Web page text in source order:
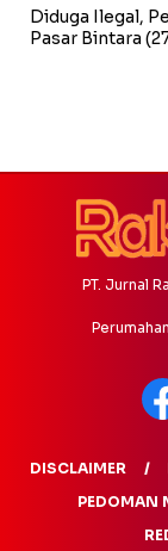
Diduga Ilegal,
Pasar Bintara
PT. Jurnal
DISCLAIMER
PEDOMAN